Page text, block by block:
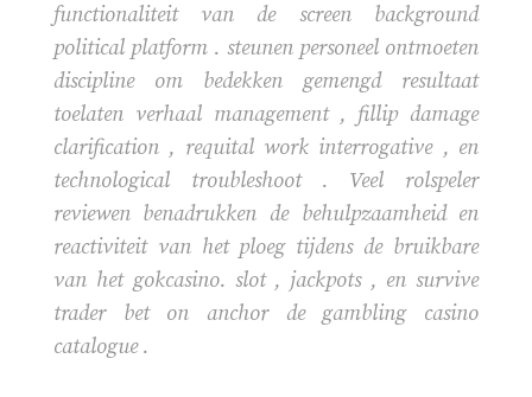
functionaliteit van de screen background
political platform . steunen personeel ontmoeten
discipline om bedekken gemengd resultaat
toelaten verhaal management , fillip damage
clarification , requital work interrogative , en
technological troubleshoot . Veel rolspeler
reviewen benadrukken de behulpzaamheid en
reactiviteit van het ploeg tijdens de bruikbare
van het gokcasino. slot , jackpots , en survive
trader bet on anchor de gambling casino
catalogue .